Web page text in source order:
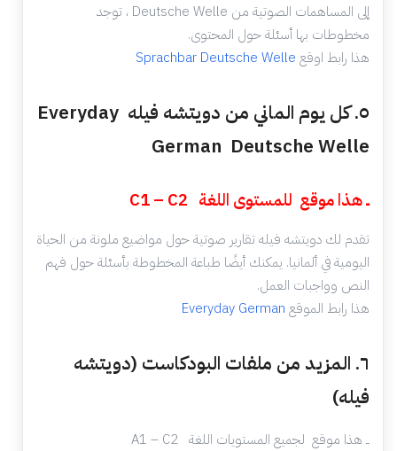
إلى المساهمات الصوتية من Deutsche Welle ، توجد
مخطوطات بها أسئلة حول المحتوى.
هذا رابط اوقع Sprachbar Deutsche Welle
٥. كل يوم الماني من دويتشه فيله Everyday
German Deutsche Welle
ــ هذا موقع للمستوى اللغة C1 – C2
تقدم لك دويتشه فيله تقارير صوتية حول مواضيع ملونة من الحياة
اليومية في ألمانيا. يمكنك أيضًا طباعة المخطوطة بأسئلة حول فهم
النص وواجبات العمل.
هذا رابط الموقع Everyday German
٦. المزيد من ملفات البودكاست (دويتشه
فيله)
ــ هذا موقع لجميع المستويات اللغة A1 – C2